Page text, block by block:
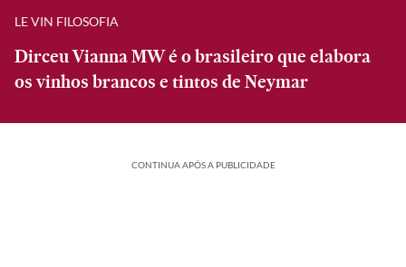
LE VIN FILOSOFIA
Dirceu Vianna MW é o brasileiro que elabora
os vinhos brancos e tintos de Neymar
CONTINUA APÓS A PUBLICIDADE